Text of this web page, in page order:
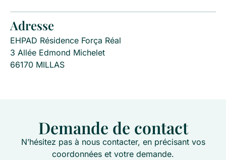
Adresse
EHPAD Résidence Força Réal
3 Allée Edmond Michelet
66170 MILLAS
Demande de contact
N’hésitez pas à nous contacter, en précisant vos
coordonnées et votre demande.